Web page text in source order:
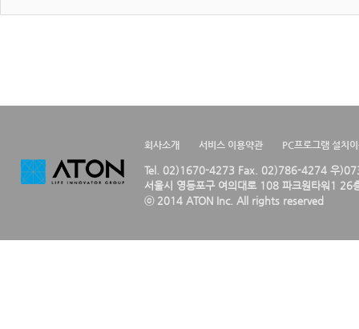
회사소개 서비스 이용약관 PC프로그램 설치
Tel. 02)1670-4273 Fax. 02)786-4274 우
서울시 영등포구 여의대로 108 파크원타워1 26
ⓒ 2014 ATON Inc. All rights reserved